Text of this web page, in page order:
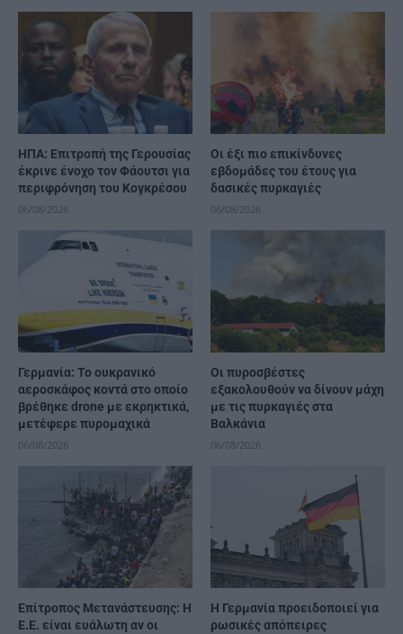
ΗΠΑ: Επιτροπή της Γερουσίας
έκρινε ένοχο τον Φάουτσι για
περιφρόνηση του Κογκρέσου
06/08/2026
Οι έξι πιο επικίνδυνες
εβδομάδες του έτους για
δασικές πυρκαγιές
06/08/2026
Γερμανία: Το ουκρανικό
αεροσκάφος κοντά στο οποίο
βρέθηκε drone με εκρηκτικά,
μετέφερε πυρομαχικά
06/08/2026
Οι πυροσβέστες
εξακολουθούν να δίνουν μάχη
με τις πυρκαγιές στα
Βαλκάνια
06/08/2026
Επίτροπος Μετανάστευσης: Η
Ε.Ε. είναι ευάλωτη αν οι
Η Γερμανία προειδοποιεί για
ρωσικές απόπειρες